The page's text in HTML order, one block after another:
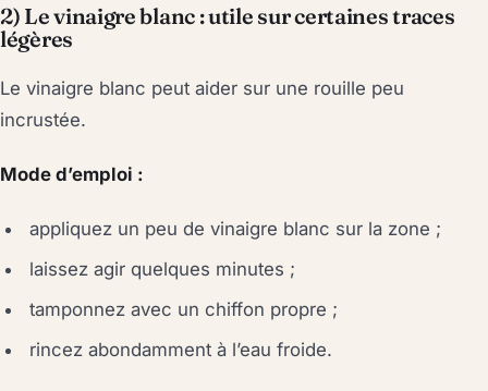
2) Le vinaigre blanc : utile sur certaines traces
légères
Le vinaigre blanc peut aider sur une rouille peu
incrustée.
Mode d’emploi :
appliquez un peu de vinaigre blanc sur la zone ;
laissez agir quelques minutes ;
tamponnez avec un chiffon propre ;
rincez abondamment à l’eau froide.